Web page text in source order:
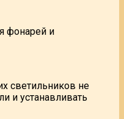
фонарей и
светильников не
и устанавливать